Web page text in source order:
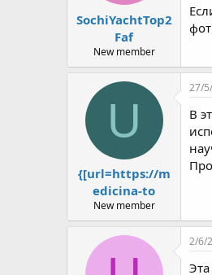
SochiYachtTop2
Faf
New member
U
{[url=https://m
edicina-to
New member
27/
В
2/6/